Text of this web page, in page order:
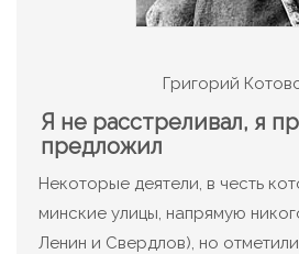
Григорий
Я не расстреливал, я
предложил
Некоторые деятели, в честь
минские улицы, напрямую
Ленин и Свердлов), но